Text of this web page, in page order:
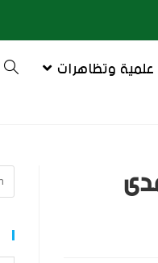
وتظاهرات